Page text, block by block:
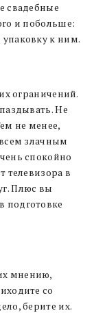
свадебные
и побольше:
к ним.
ограничений.
Не
не менее,
злачным
спокойно
телевизора в
Плюс вы
подготовке
мнению,
со
берите их.